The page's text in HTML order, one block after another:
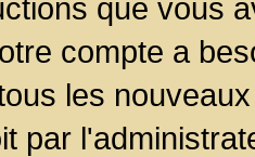
que vous
compte a
les
par